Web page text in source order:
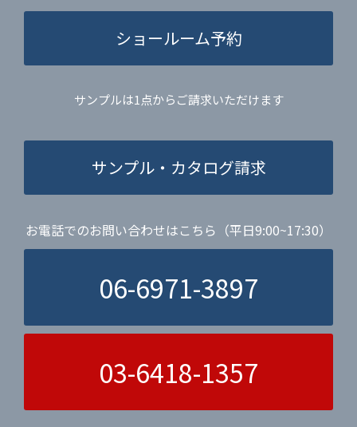
ショールーム予約
サンプルは1点からご請求いただけます
サンプル・カタログ請求
お電話でのお問い合わせはこちら（平日9:00~17:30）
06-6971-3897
03-6418-1357